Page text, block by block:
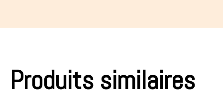
Produits similaires